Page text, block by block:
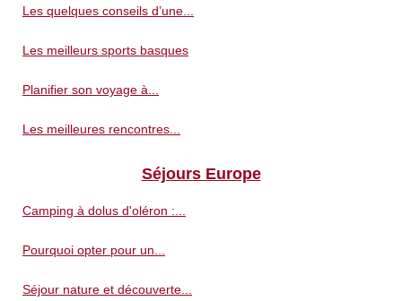
Les quelques conseils d’une...
Les meilleurs sports basques
Planifier son voyage à...
Les meilleures rencontres...
Séjours Europe
Camping à dolus d'oléron :...
Pourquoi opter pour un...
Séjour nature et découverte...